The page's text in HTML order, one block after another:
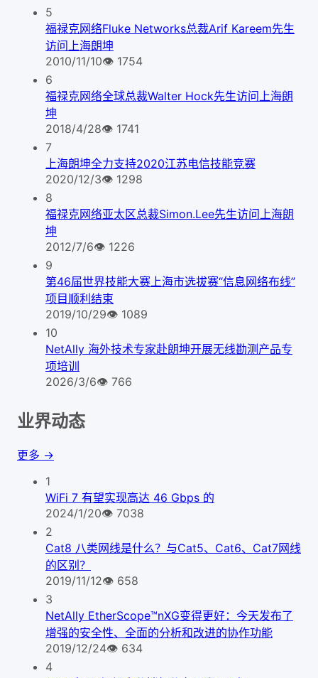
5
福禄克网络Fluke Networks总裁Arif Kareem先生
访问上海朗坤
2010/11/10👁 1754
6
福禄克网络全球总裁Walter Hock先生访问上海朗
坤
2018/4/28👁 1741
7
上海朗坤全力支持2020江苏电信技能竞赛
2020/12/3👁 1298
8
福禄克网络亚太区总裁Simon.Lee先生访问上海朗
坤
2012/7/6👁 1226
9
第46届世界技能大赛上海市选拔赛“信息网络布线”
项目顺利结束
2019/10/29👁 1089
10
NetAlly 海外技术专家赴朗坤开展无线勘测产品专
项培训
2026/3/6👁 766
业界动态
更多 →
1
WiFi 7 有望实现高达 46 Gbps 的
2024/1/20👁 7038
2
Cat8 八类网线是什么？与Cat5、Cat6、Cat7网线
的区别？
2019/11/12👁 658
3
NetAlly EtherScope™nXG变得更好：今天发布了
增强的安全性、全面的分析和改进的协作功能
2019/12/24👁 634
4